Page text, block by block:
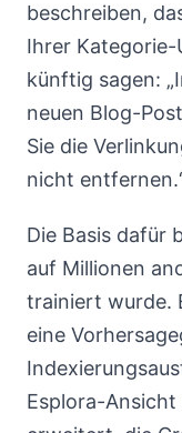
beschreiben,
Ihrer Kategorie-
künftig sagen:
neuen Blog-
Sie die
nicht
Die Basis dafür
auf Millionen
trainiert wurde.
eine
Esplora-